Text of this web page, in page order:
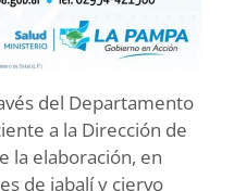
del Departamento
a la Dirección de
la elaboración, en
de jabalí y ciervo